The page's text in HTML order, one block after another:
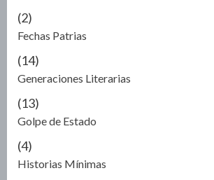
(2)
Fechas Patrias
(14)
Generaciones Literarias
(13)
Golpe de Estado
(4)
Historias Mínimas